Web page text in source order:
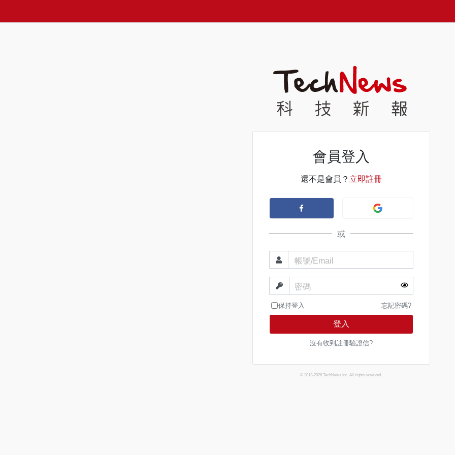
會員登入
還不是會員？ 立即註冊
或
帳號/Email
密碼
保持登入 忘記密碼?
登入
沒有收到註冊驗證信?
© 2013-2026 TechNews Inc. All rights reserved.